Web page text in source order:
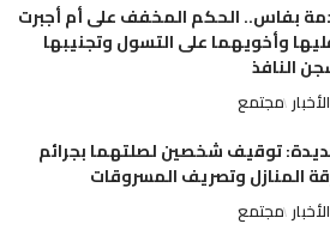
بفاس.. الحكم المخفف على أم أجبرت
وأخويهما على التسول وتجنيبها
النافذ
مجتمع
توقيف شخصين لصلتهما بجرائم
المنازل وتصريف المسروقات
مجتمع